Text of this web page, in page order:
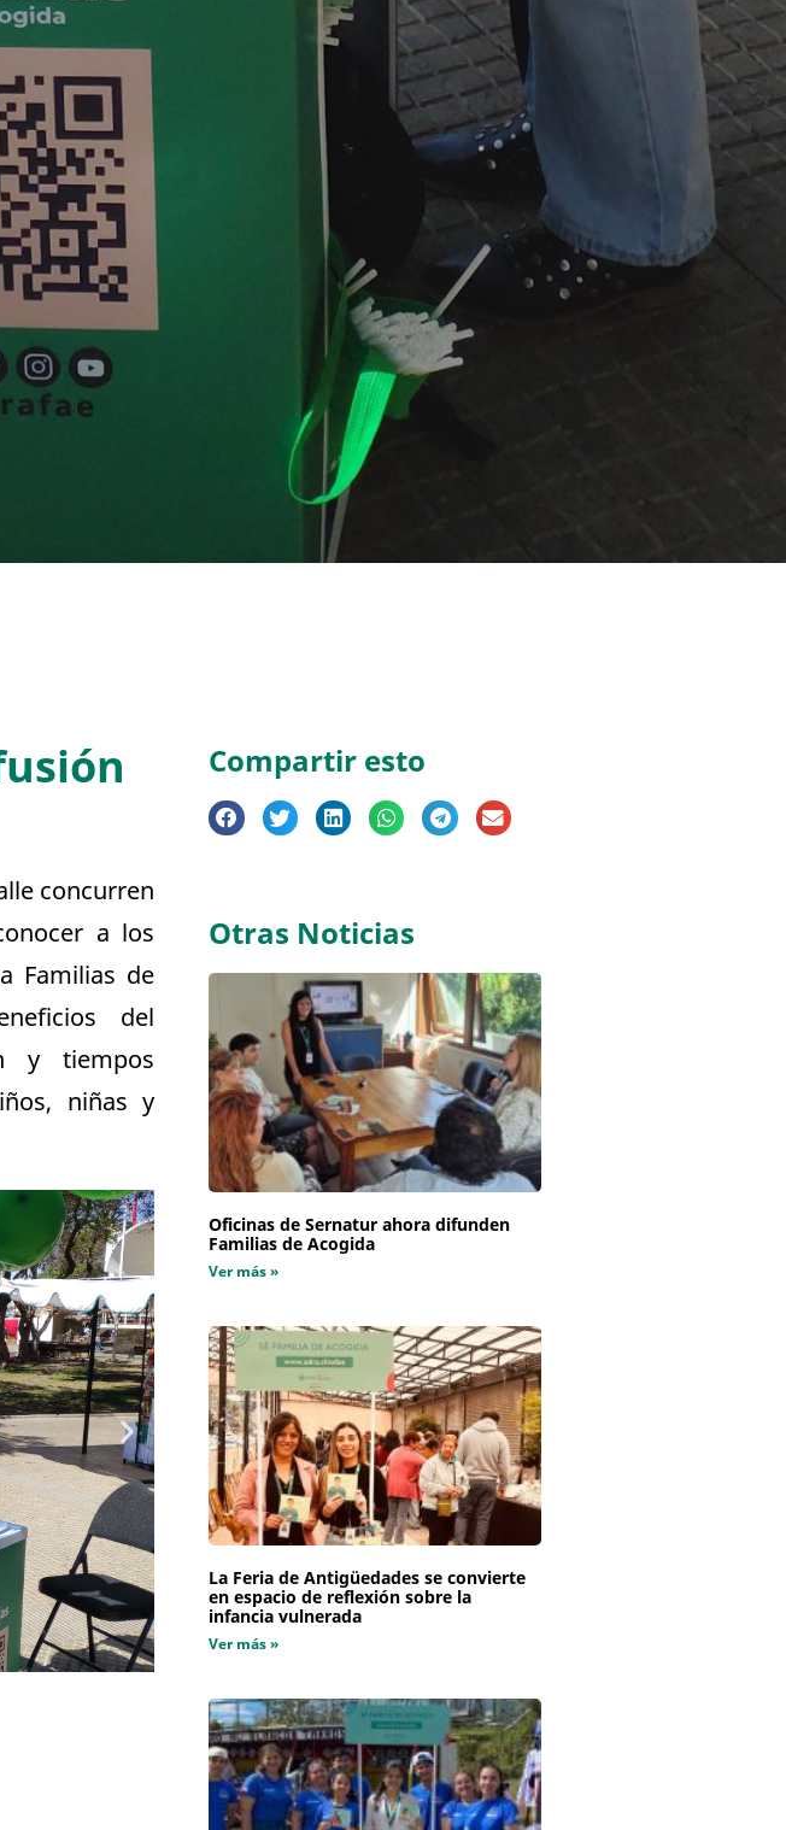
concurren
a los
Familias de
del
y tiempos
niñas y
Compartir esto
Otras Noticias
Oficinas de Sernatur ahora difunden
Familias de Acogida
Ver más »
La Feria de Antigüedades se convierte
en espacio de reflexión sobre la
infancia vulnerada
Ver más »